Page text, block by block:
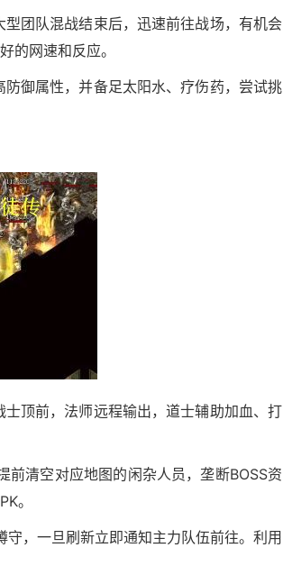
型团队混战结束后，迅速前往战场，有机会
的网速和反应。
御属性，并备足太阳水、疗伤药，尝试挑
顶前，法师远程输出，道士辅助加血、打
前清空对应地图的闲杂人员，垄断BOSS资
。
，一旦刷新立即通知主力队伍前往。利用